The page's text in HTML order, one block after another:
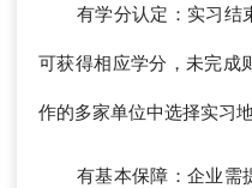
有学分认定：实习结
可获得相应学分，未完成
作的多家单位中选择实习地
有基本保障：企业需